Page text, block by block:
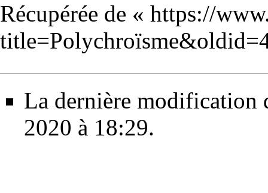
Récupérée de « https://
La dernière modification
2020 à 18:29.